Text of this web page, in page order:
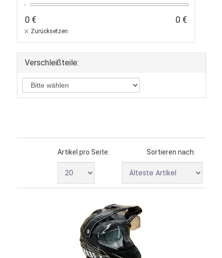
0 € 0 €
Zurücksetzen
Verschleißteile:
Sortieren nach:
Artikel pro Seite: